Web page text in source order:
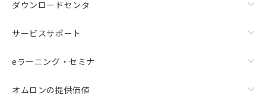
ダウンロードセンタ
サービスサポート
eラーニング・セミナ
オムロンの提供価値